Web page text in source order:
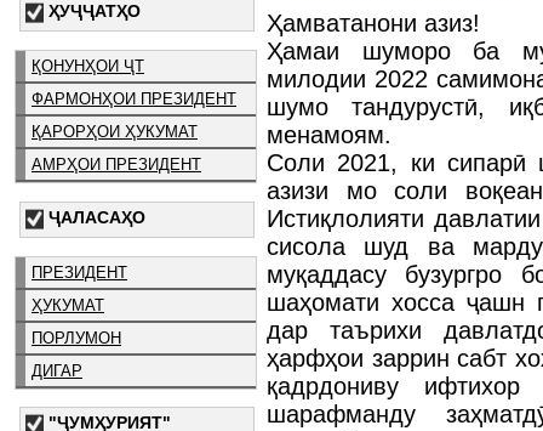
ҲУҶҶАТҲО
ҚОНУНҲОИ ҶТ
ФАРМОНҲОИ ПРЕЗИДЕНТ
ҚАРОРҲОИ ҲУКУМАТ
АМРҲОИ ПРЕЗИДЕНТ
ҶАЛАСАҲО
ПРЕЗИДЕНТ
ҲУКУМАТ
ПОРЛУМОН
ДИГАР
"ҶУМҲУРИЯТ"
Ҳамватанони азиз!
Ҳамаи шуморо ба
милодии 2022
шумо тандурустӣ,
менамоям.
Соли 2021, ки сипарӣ
азизи мо соли
Истиқлолияти
сисола шуд ва
муқаддасу бузургро
шаҳомати хосса ҷашн
дар таърихи
ҳарфҳои заррин сабт
қадрдониву
шарафманду